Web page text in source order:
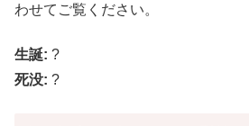
わせてご覧ください。
生誕: ?
死没: ?